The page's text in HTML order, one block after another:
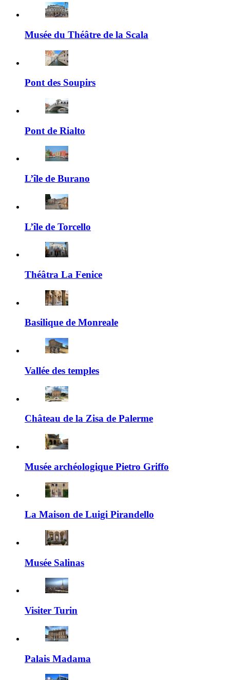
Musée du Théâtre de la Scala
Pont des Soupirs
Pont de Rialto
L’île de Burano
L’île de Torcello
Théâtra La Fenice
Basilique de Monreale
Vallée des temples
Château de la Zisa de Palerme
Musée archéologique Pietro Griffo
La Maison de Luigi Pirandello
Musée Salinas
Visiter Turin
Palais Madama